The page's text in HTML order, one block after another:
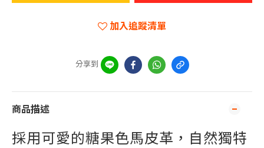
加入追蹤清單
分享到
商品描述
採用可愛的糖果色馬皮革，自然獨特